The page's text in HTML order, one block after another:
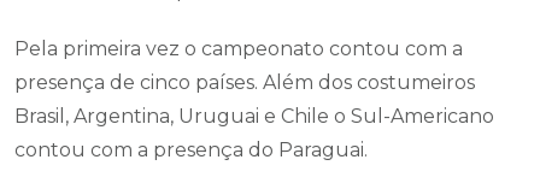
Pela primeira vez o campeonato contou com a
presença de cinco países. Além dos costumeiros
Brasil, Argentina, Uruguai e Chile o Sul-Americano
contou com a presença do Paraguai.